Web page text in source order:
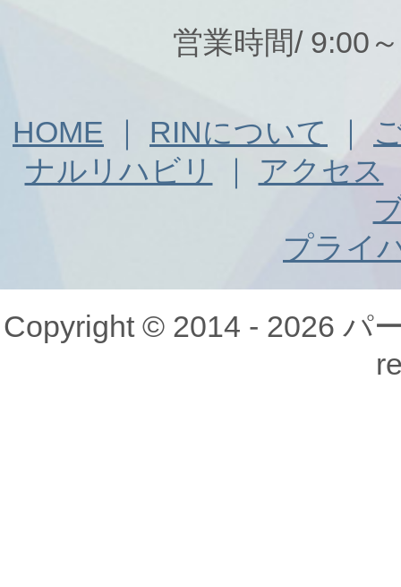
営業時間/ 9:00
HOME ｜ RINについて ｜
ナルリハビリ
｜ アクセス
プライ
Copyright © 2014 - 2026 パ